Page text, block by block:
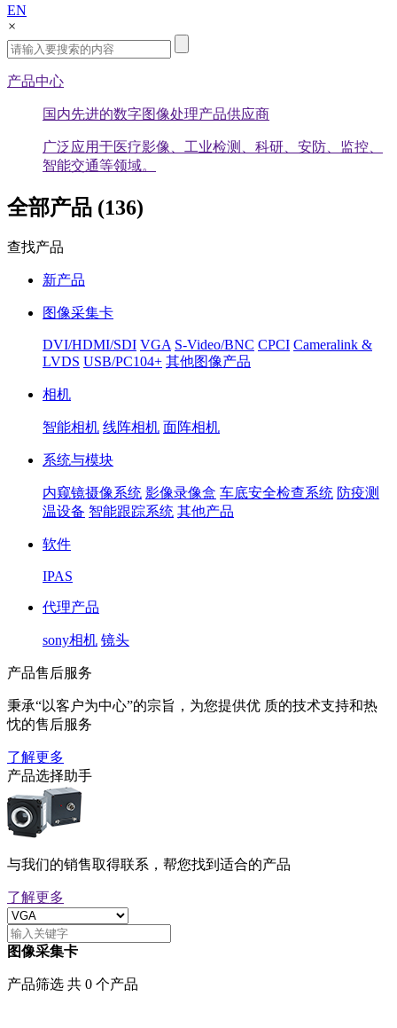
EN
×
产品中心
国内先进的数字图像处理产品供应商
广泛应用于医疗影像、工业检测、科研、安防、监控、
智能交通等领域。
全部产品 (136)
查找产品
新产品
图像采集卡
DVI/HDMI/SDI VGA S-Video/BNC CPCI Cameralink &
LVDS USB/PC104+ 其他图像产品
相机
智能相机 线阵相机 面阵相机
系统与模块
内窥镜摄像系统 影像录像盒 车底安全检查系统 防疫测
温设备 智能跟踪系统 其他产品
软件
IPAS
代理产品
sony相机 镜头
产品售后服务
秉承“以客户为中心”的宗旨，为您提供优 质的技术支持和热
忱的售后服务
了解更多
产品选择助手
与我们的销售取得联系，帮您找到适合的产品
了解更多
图像采集卡
产品筛选 共 0 个产品